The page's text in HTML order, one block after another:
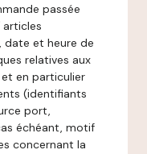
passée
date et heure de
relatives aux
et en particulier
(identifiants
port,
échéant, motif
concernant la